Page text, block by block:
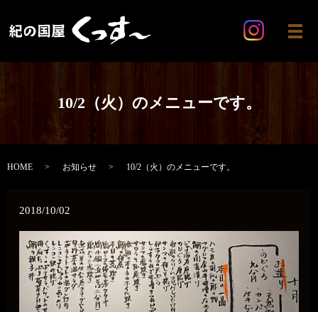
メ
10/2（火）のメニューです。
HOME お知らせ 10/2（火）のメニューです。
2018/10/02